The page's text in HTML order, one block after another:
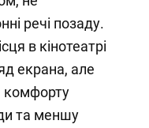
речі позаду.
в кінотеатрі
екрана, але
комфорту
та меншу